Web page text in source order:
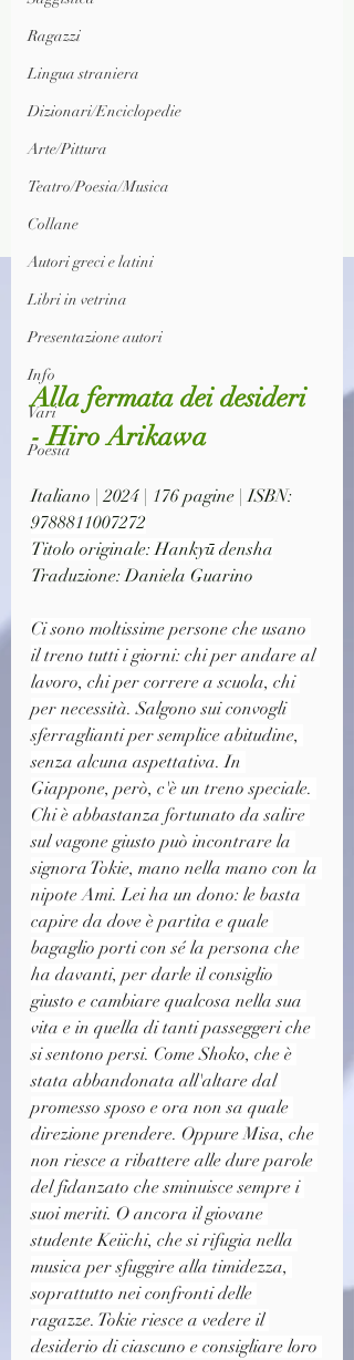
Ragazzi
Lingua straniera
Dizionari/Enciclopedie
Arte/Pittura
Teatro/Poesia/Musica
Collane
Autori greci e latini
Libri in vetrina
Presentazione autori
Info
Vari
Poesia
Alla fermata dei desideri
- Hiro Arikawa
Italiano | 2024 | 176 pagine | ISBN:
9788811007272
Titolo originale: Hankyū densha
Traduzione: Daniela Guarino
Ci sono moltissime persone che usano
il treno tutti i giorni: chi per andare al
lavoro, chi per correre a scuola, chi
per necessità. Salgono sui convogli
sferraglianti per semplice abitudine,
senza alcuna aspettativa. In
Giappone, però, c'è un treno speciale.
Chi è abbastanza fortunato da salire
sul vagone giusto può incontrare la
signora Tokie, mano nella mano con la
nipote Ami. Lei ha un dono: le basta
capire da dove è partita e quale
bagaglio porti con sé la persona che
ha davanti, per darle il consiglio
giusto e cambiare qualcosa nella sua
vita e in quella di tanti passeggeri che
si sentono persi. Come Shoko, che è
stata abbandonata all'altare dal
promesso sposo e ora non sa quale
direzione prendere. Oppure Misa, che
non riesce a ribattere alle dure parole
del fidanzato che sminuisce sempre i
suoi meriti. O ancora il giovane
studente Keiichi, che si rifugia nella
musica per sfuggire alla timidezza,
soprattutto nei confronti delle
ragazze. Tokie riesce a vedere il
desiderio di ciascuno e consigliare loro